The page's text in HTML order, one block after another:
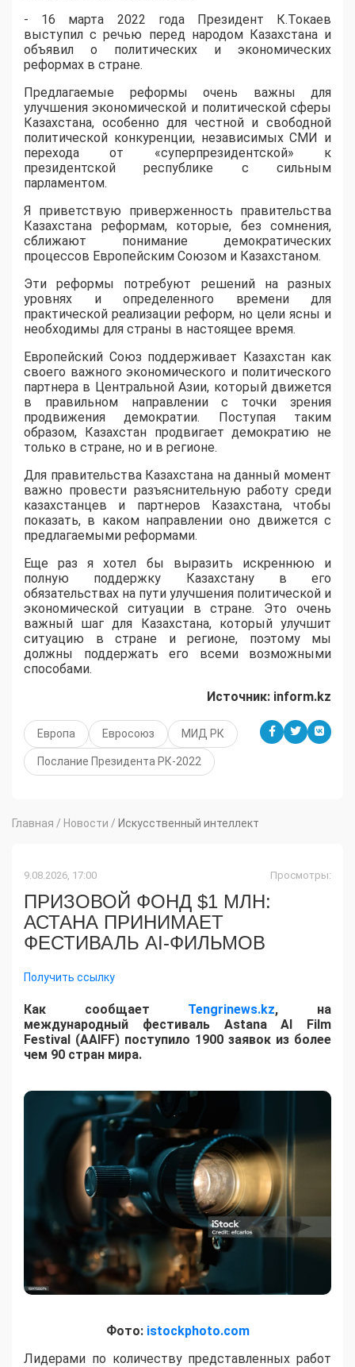
- 16 марта 2022 года Президент К.Токаев
выступил с речью перед народом Казахстана и
объявил о политических и экономических
реформах в стране.
Предлагаемые реформы очень важны для
улучшения экономической и политической сферы
Казахстана, особенно для честной и свободной
политической конкуренции, независимых СМИ и
перехода от «суперпрезидентской» к
президентской республике с сильным
парламентом.
Я приветствую приверженность правительства
Казахстана реформам, которые, без сомнения,
сближают понимание демократических
процессов Европейским Союзом и Казахстаном.
Эти реформы потребуют решений на разных
уровнях и определенного времени для
практической реализации реформ, но цели ясны и
необходимы для страны в настоящее время.
Европейский Союз поддерживает Казахстан как
своего важного экономического и политического
партнера в Центральной Азии, который движется
в правильном направлении с точки зрения
продвижения демократии. Поступая таким
образом, Казахстан продвигает демократию не
только в стране, но и в регионе.
Для правительства Казахстана на данный момент
важно провести разъяснительную работу среди
казахстанцев и партнеров Казахстана, чтобы
показать, в каком направлении оно движется с
предлагаемыми реформами.
Еще раз я хотел бы выразить искреннюю и
полную поддержку Казахстану в его
обязательствах на пути улучшения политической и
экономической ситуации в стране. Это очень
важный шаг для Казахстана, который улучшит
ситуацию в стране и регионе, поэтому мы
должны поддержать его всеми возможными
способами.
Источник: inform.kz
Европа Евросоюз МИД РК
Послание Президента РК-2022
Главная / Новости / Искусственный интеллект
9.08.2026, 17:00 Просмотры:
ПРИЗОВОЙ ФОНД $1 МЛН:
АСТАНА ПРИНИМАЕТ
ФЕСТИВАЛЬ AI-ФИЛЬМОВ
Получить ссылку
Как сообщает Tengrinews.kz, на
международный фестиваль Astana AI Film
Festival (AAIFF) поступило 1900 заявок из более
чем 90 стран мира.
Фото: istockphoto.com
Лидерами по количеству представленных работ